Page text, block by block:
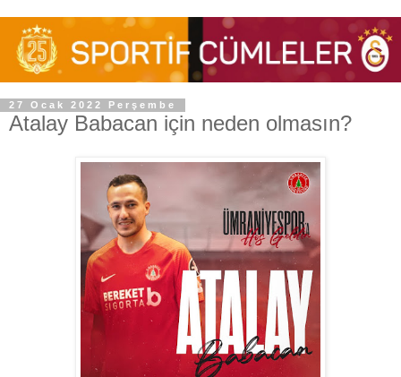
27 Ocak 2022 Perşembe
Atalay Babacan için neden olmasın?